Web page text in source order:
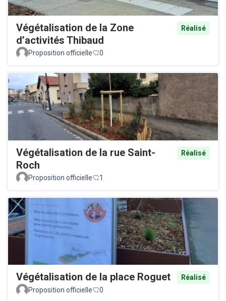
Végétalisation de la Zone
d’activités Thibaud
Réalisé
Proposition officielle 0
Végétalisation de la rue Saint-
Roch
Réalisé
Proposition officielle 1
Végétalisation de la place Roguet
Réalisé
Proposition officielle
0